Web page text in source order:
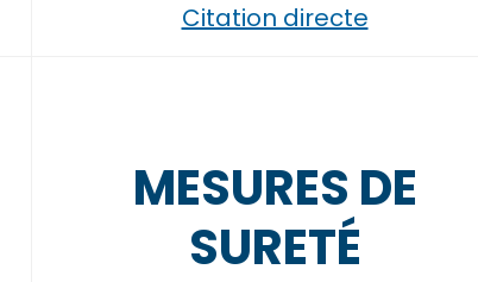
Citation directe
MESURES DE
SURETÉ